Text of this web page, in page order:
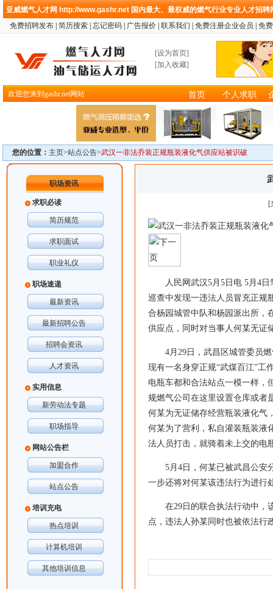
亚威燃气人才网 http://www.gashr.net 国内最大、最权威的燃气行业专业人才招
免费招聘发布 简历搜索 忘记密码 广告报价 联系我们 免费注册企业会员 免
[设为首页]
[加入收藏]
欢迎您来到gashr.net网站 首页 个人求职
您的位置： 主页>站点公告>武汉一非法乔装正规瓶装液化气供应站被识破
职场资讯
求职必读
简历规范
求职面试
职业礼仪
职场速递
最新资讯
最新招聘公告
招聘会资讯
人才资讯
实用信息
新劳动法专题
职场指导
网站公告栏
加盟合作
站点公告
培训充电
热点培训
计算机培训
其他培训信息
[
人民网武汉5月5日电 5月4
巡查中发现一违法人员冒充正规
合杨园城管中队和杨园派出所，
供应点，同时对当事人何某无证
4月29日，武昌区城管委员
现有一名身穿正规“武煤百江”工
电瓶车都和合法站点一模一样，
规燃气公司在这里设置仓库或者
何某为无证储存经营瓶装液化气
何某为了营利，私自灌装瓶装液
法人员打击，就骑着未上交的电
5月4日，何某已被武昌公安
一步还将对何某该违法行为进行
在29日的联合执法行动中，
点，违法人孙某同时也被依法行